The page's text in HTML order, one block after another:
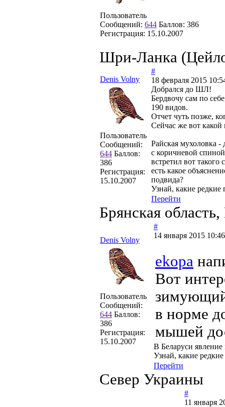
Пользователь
Сообщений: 644 Баллов: 386
Регистрация: 15.10.2007
Шри-Ланка
Denis Volny
Пользователь
Сообщений:
644 Баллов:
386
Регистрация:
15.10.2007
#
18 февраля 2015
Добрался до ШЛ!
Бердвочу сам по
190 видов.
Отчет чуть позже,
Сейчас же вот какой
Райская мухоловка
с коричневой
встретил вот
есть какое
подвида?
Узнай, какие
Перейти
Брянская
Denis Volny
Пользователь
Сообщений:
644 Баллов:
386
Регистрация:
15.10.2007
#
14 января 2015
ekopa
Вот
в норме
мышей
В Беларуси
Узнай, какие
Перейти
Север Украины
#
11 января